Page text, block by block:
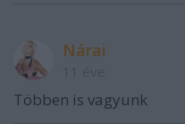
Nárai
Többen is vagyunk